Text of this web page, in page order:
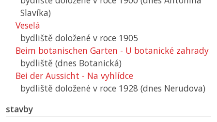
Slavíka)
Veselá
bydliště doložené v roce 1905
Beim botanischen Garten - U botanické zahrady
bydliště (dnes Botanická)
Bei der Aussicht - Na vyhlídce
bydliště doložené v roce 1928 (dnes Nerudova)
stavby